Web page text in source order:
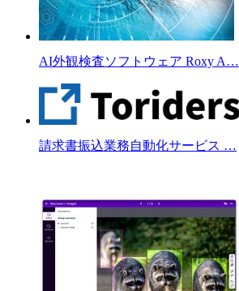
AI外観検査ソフトウェア Roxy A…
請求書振込業務自動化サービス …